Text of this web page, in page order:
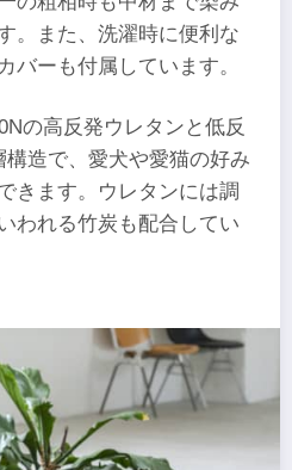
。また、洗濯時に便利な
バーも付属しています。
の高反発ウレタンと低反
造で、愛犬や愛猫の好み
きます。ウレタンには調
われる竹炭も配合してい